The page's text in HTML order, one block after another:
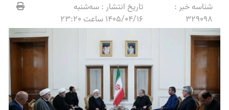
شناسه خبر :
329098
تاریخ انتشار :سه‌شنبه
1405/04/16 ساعت 23:20